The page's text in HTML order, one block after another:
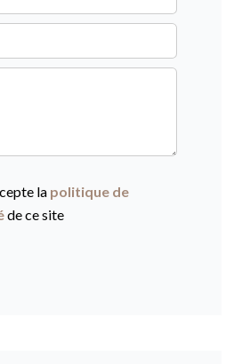
la politique de
de ce site